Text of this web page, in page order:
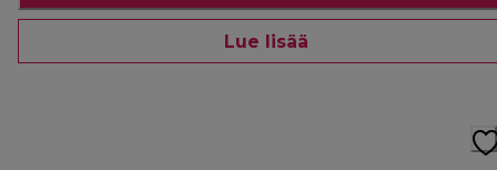
Lue lisää